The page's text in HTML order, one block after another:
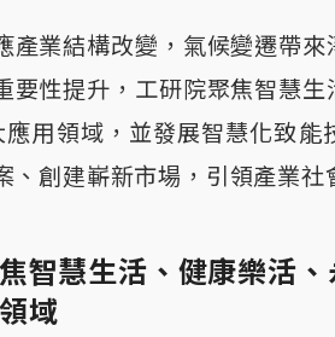
產業結構改變，氣候變遷帶
要性提升，工研院聚焦智慧
用領域，並發展智慧化致能
、創建嶄新市場，引領產業社
智慧生活、健康樂活
域